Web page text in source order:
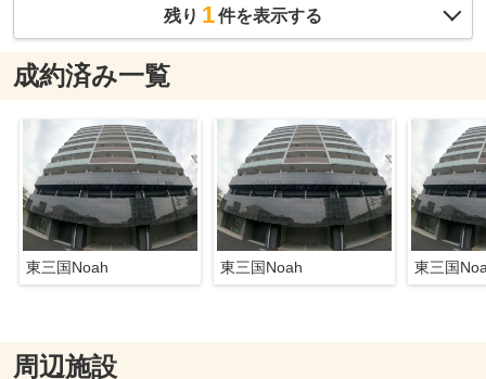
残り 1件を表示する
成約済み一覧
東三国Noah 東三国Noah 東三国
周辺施設